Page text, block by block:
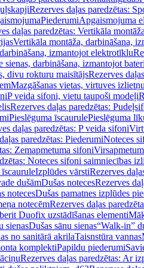
Rezerves daļas paredzētas:
PiederumiApgaismojuma
daļas paredzētas: Vertikāla
Vertikāla montāža, darbināšana,
izmantojot elektrotīklu
sienas, darbināšana, izmantojot
divu rokturu maisītājsRezerves
Mazgāšanas vietas, virtuves
P veida sifoni, vietu taupoši modeļi
Rezerves daļas paredzētas:
Pieslēguma īscaurulePieslēguma
daļas paredzētas: P veida sifoni
paredzētas: PiederumiNoteces
Zemapmetuma sifoni
Noteces sifoni saimniecības
īscauruleIzplūdes vārstiRezerves
dušāmDušas notecesRezerves
notecesDušas pamatnes izplūdes
notecēmRezerves daļas
Duofix uzstādīšanas elementi
sienasDušas sānu sienas“Walk-in”
no sanitārā akrilaTaisnstūra vannas
komplektiPapildu piederumi
Rezerves daļas paredzētas: Ar